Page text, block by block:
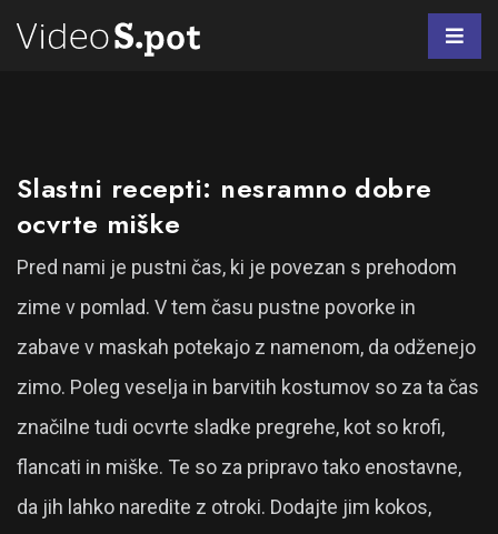
Slastni recepti: nesramno dobre
ocvrte miške
Pred nami je pustni čas, ki je povezan s prehodom
zime v pomlad. V tem času pustne povorke in
zabave v maskah potekajo z namenom, da odženejo
zimo. Poleg veselja in barvitih kostumov so za ta čas
značilne tudi ocvrte sladke pregrehe, kot so krofi,
flancati in miške. Te so za pripravo tako enostavne,
da jih lahko naredite z otroki. Dodajte jim kokos,